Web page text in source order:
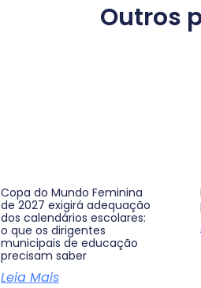
Outros
Copa do Mundo Feminina
de 2027 exigirá adequação
dos calendários escolares:
o que os dirigentes
municipais de educação
precisam saber
Leia Mais